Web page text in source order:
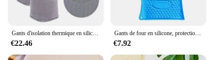
€22.46
Gants de four en silicone, protection complète des doigts et des poignets, nouveauté
€7.92